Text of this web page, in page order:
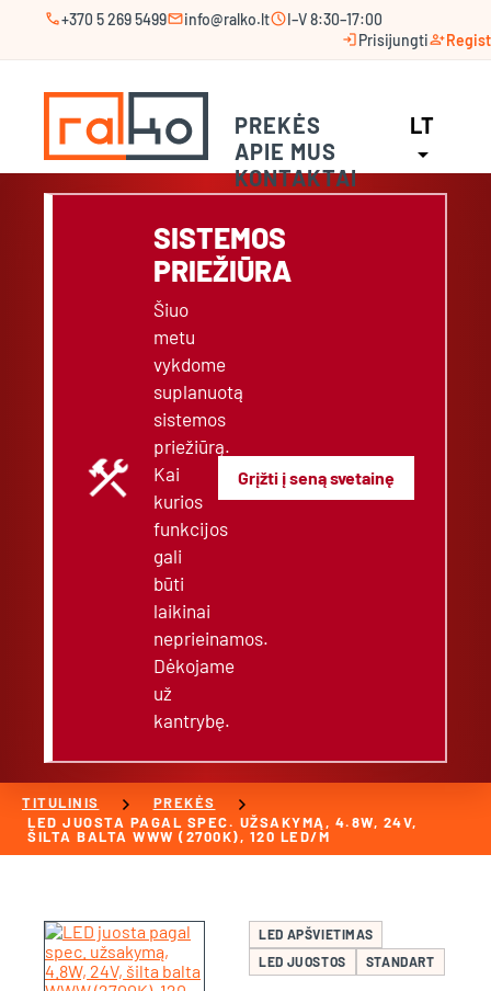
call+370 5 269 5499mailinfo@ralko.ltscheduleI–V 8:30–17:00
loginPrisijungtiperson_add
PREKĖS
APIE MUS
KONTAKTAI
LT
arrow_drop_down
construction
SISTEMOS
PRIEŽIŪRA
Šiuo
metu
vykdome
suplanuotą
sistemos
priežiūrą.
Kai
kurios
funkcijos
gali
būti
laikinai
neprieinamos.
Dėkojame
už
kantrybę.
Grįžti į seną svetainę
TITULINIS chevron_right PREKĖS chevron_right
LED JUOSTA PAGAL SPEC. UŽSAKYMĄ, 4.8W, 24V,
ŠILTA BALTA WWW (2700K), 120 LED/M
LED APŠVIETIMAS
LED JUOSTOS
STANDART